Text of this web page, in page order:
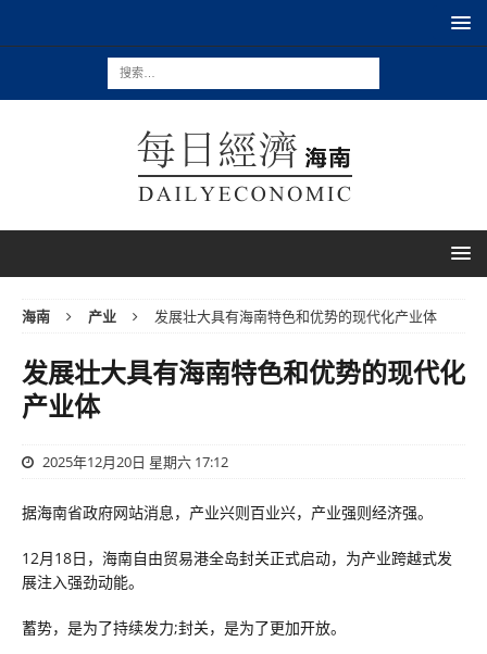
海南 产业 发展壮大具有海南特色和优势的现代化产业体
发展壮大具有海南特色和优势的现代化
产业体
2025年12月20日 星期六 17:12
据海南省政府网站消息，产业兴则百业兴，产业强则经济强。
12月18日，海南自由贸易港全岛封关正式启动，为产业跨越式发
展注入强劲动能。
蓄势，是为了持续发力;封关，是为了更加开放。